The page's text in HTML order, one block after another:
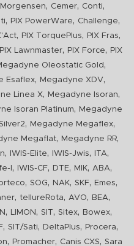
Morgensen, Cemer, Conti,
, PIX PowerWare, Challenge,
, PIX TorquePlus, PIX Fras,
PIX Lawnmaster, PIX Force,
PIX
Oleostatic Gold ,
Esaflex, Megadyne XDV,
Linea X, Megadyne Isoran,
Isoran Platinum,
Megadyne
, Megadyne Megaflex,
Megaflat, Megadyne RR,
, IWIS-Elite, IWIS-Jwis, ITA,
I , IWIS-CF, DTE, MIK, ABA,
, SOG, NAK, SKF, Emes,
, tellureRota, AVO, BEA,
, LIMON , SIT, Sitex, Bowex,
, SIT/Sati, DeltaPlus, Procera,
, Promacher, Canis CXS, Sara